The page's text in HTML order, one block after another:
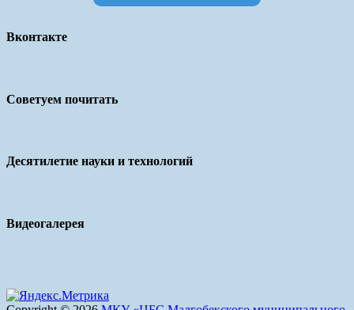
Вконтакте
Советуем почитать
Десятилетие науки и технологий
Видеогалерея